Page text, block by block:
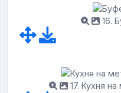
16.
17. Кухня